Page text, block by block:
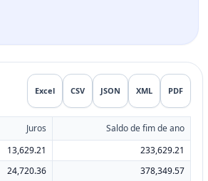
Excel CSV JSON XML PDF
Juros
Saldo de fim de ano
13,629.21
233,629.21
24,720.36
378,349.57